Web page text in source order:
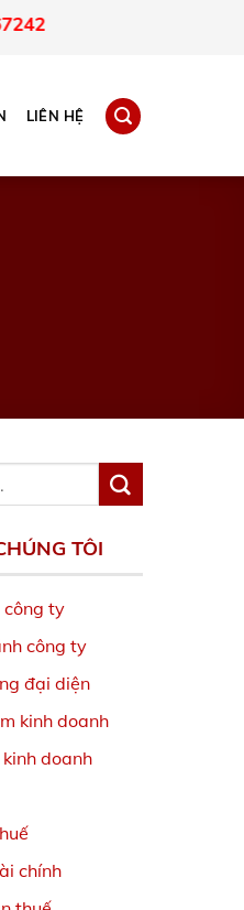
LIÊN HỆ
TÔI
công ty
công ty
đại diện
kinh doanh
doanh
chính